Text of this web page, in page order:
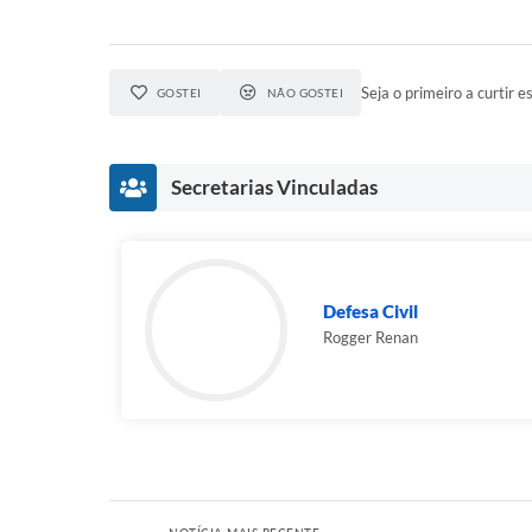
GOSTEI NÃO GOSTEI Seja o primeiro a curtir
Secretarias Vinculadas
Defesa Civil
Rogger Renan